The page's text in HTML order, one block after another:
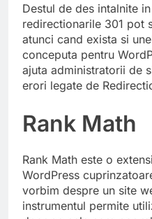
Destul de des intalnite
redirectionarile 301 pot
atunci cand exista si
conceputa pentru
ajuta administratorii de
erori legate de
Rank Math
Rank Math este o
WordPress
vorbim despre un site
instrumentul permite